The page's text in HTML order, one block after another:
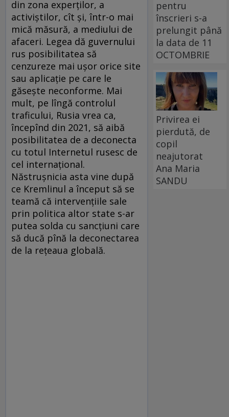
din zona experților, a
activiștilor, cît și, într-o mai
mică măsură, a mediului de
afaceri. Legea dă guvernului
rus posibilitatea să
cenzureze mai ușor orice site
sau aplicație pe care le
găsește neconforme. Mai
mult, pe lîngă controlul
traficului, Rusia vrea ca,
începînd din 2021, să aibă
posibilitatea de a deconecta
cu totul Internetul rusesc de
cel internațional.
Năstrușnicia asta vine după
ce Kremlinul a început să se
teamă că intervențiile sale
prin politica altor state s-ar
putea solda cu sancțiuni care
să ducă pînă la deconectarea
de la rețeaua globală.
pentru
înscrieri s-a
prelungit până
la data de 11
OCTOMBRIE
Privirea ei
pierdută, de
copil
neajutorat
Ana Maria
SANDU